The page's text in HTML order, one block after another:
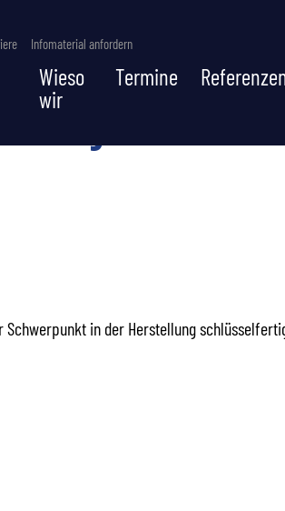
Infomaterial anfordern
Wieso
wir
Termine
in der Herstellung